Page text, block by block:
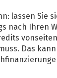
lassen Sie
nach Ihren
Das